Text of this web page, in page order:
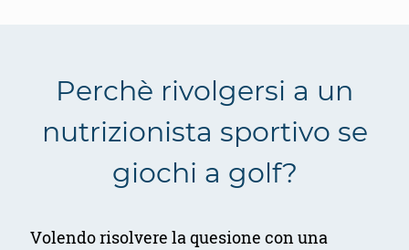
Perchè rivolgersi a un
nutrizionista sportivo se
giochi a golf?
Volendo risolvere la quesione con una